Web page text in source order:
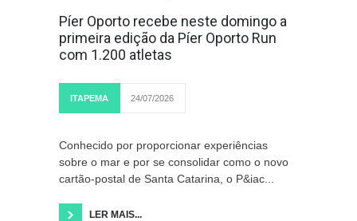
Píer Oporto recebe neste domingo a
primeira edição da Píer Oporto Run
com 1.200 atletas
ITAPEMA 24/07/2026
Conhecido por proporcionar experiências
sobre o mar e por se consolidar como o novo
cartão-postal de Santa Catarina, o P&iac...
LER MAIS...